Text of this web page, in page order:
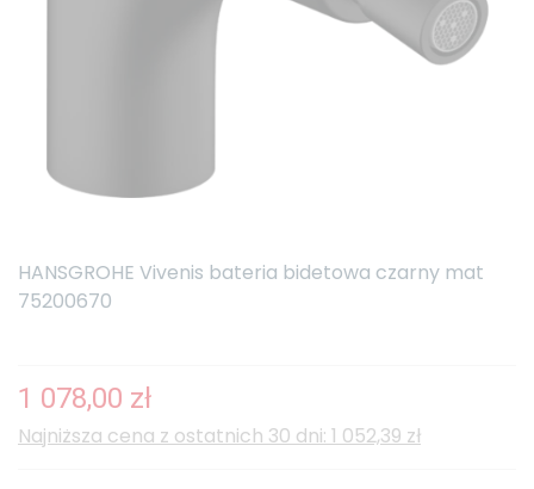
HANSGROHE Vivenis bateria bidetowa czarny mat
75200670
1 078,00 zł
Najniższa cena z ostatnich 30 dni: 1 052,39 zł